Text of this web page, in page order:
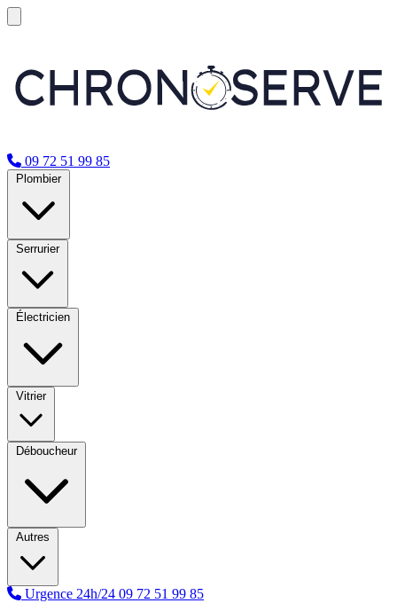
09 72 51 99 85
Plombier
Serrurier
Électricien
Vitrier
Déboucheur
Autres
Urgence 24h/24 09 72 51 99 85